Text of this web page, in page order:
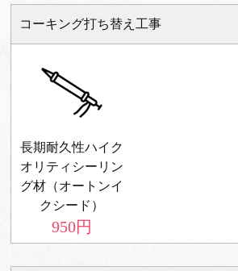
コーキング打ち替え工事
長期耐久性ハイク
オリティシーリン
グ材（オートンイ
クシード）
950円